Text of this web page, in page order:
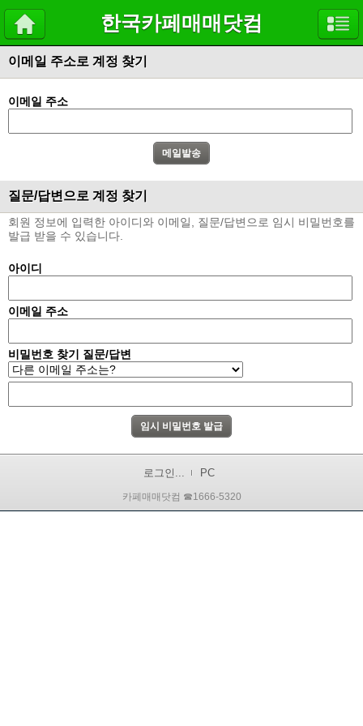
한국카페매매닷컴
이메일 주소로 계정 찾기
이메일 주소
질문/답변으로 계정 찾기
회원 정보에 입력한 아이디와 이메일, 질문/답변으로 임시 비밀번호를
발급 받을 수 있습니다.
아이디
이메일 주소
비밀번호 찾기 질문/답변
로그인... PC
카페매매닷컴 ☎1666-5320